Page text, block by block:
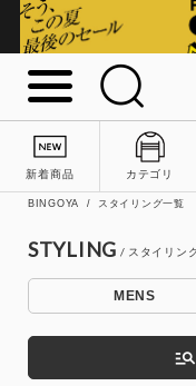
新着商品 カテゴリ
BINGOYA スタイリング一覧
STYLING
MENS
manage_search